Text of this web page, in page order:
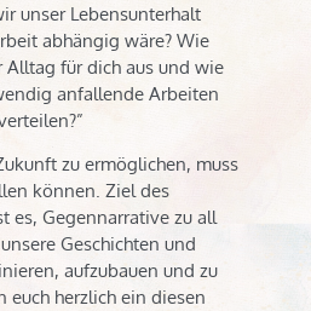
unser Lebensunterhalt
abhängig wäre? Wie
Alltag für dich aus und wie
anfallende Arbeiten
zu ermöglichen, muss
können. Ziel des
es, Gegennarrative zu all
Geschichten und
aufzubauen und zu
euch herzlich ein diesen